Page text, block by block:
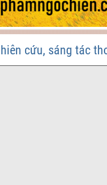
cứu, sáng tác